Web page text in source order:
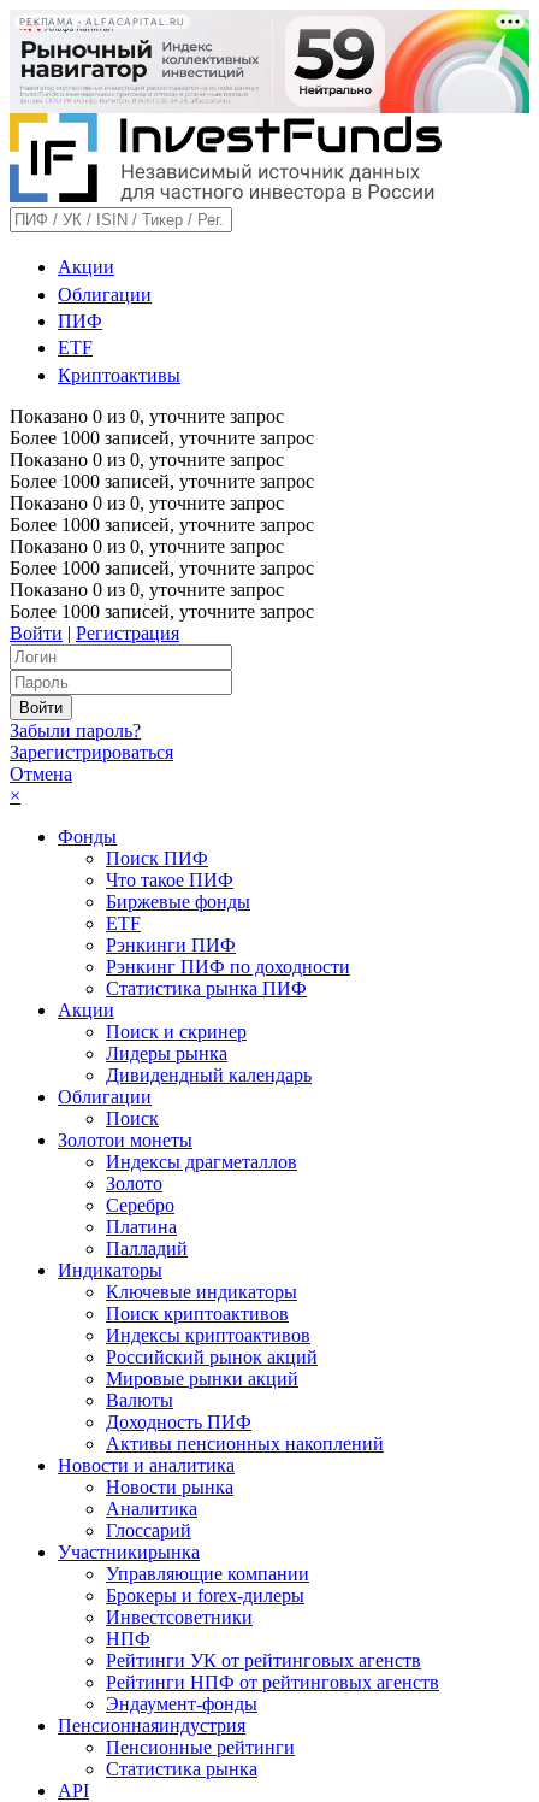
РЕКЛАМА • ALFACAPITAL.RU
Акции
Облигации
ПИФ
ETF
Криптоактивы
Показано 0 из 0, уточните запрос
Более 1000 записей, уточните запрос
Показано 0 из 0, уточните запрос
Более 1000 записей, уточните запрос
Показано 0 из 0, уточните запрос
Более 1000 записей, уточните запрос
Показано 0 из 0, уточните запрос
Более 1000 записей, уточните запрос
Показано 0 из 0, уточните запрос
Более 1000 записей, уточните запрос
Войти | Регистрация
Забыли пароль?
Зарегистрироваться
Отмена
×
Фонды
Поиск ПИФ
Что такое ПИФ
Биржевые фонды
ETF
Рэнкинги ПИФ
Рэнкинг ПИФ по доходности
Статистика рынка ПИФ
Акции
Поиск и скринер
Лидеры рынка
Дивидендный календарь
Облигации
Поиск
Золотои монеты
Индексы драгметаллов
Золото
Серебро
Платина
Палладий
Индикаторы
Ключевые индикаторы
Поиск криптоактивов
Индексы криптоактивов
Российский рынок акций
Мировые рынки акций
Валюты
Доходность ПИФ
Активы пенсионных накоплений
Новости и аналитика
Новости рынка
Аналитика
Глоссарий
Участникирынка
Управляющие компании
Брокеры и forex-дилеры
Инвестсоветники
НПФ
Рейтинги УК от рейтинговых агенств
Рейтинги НПФ от рейтинговых агенств
Эндаумент-фонды
Пенсионнаяиндустрия
Пенсионные рейтинги
Статистика рынка
API